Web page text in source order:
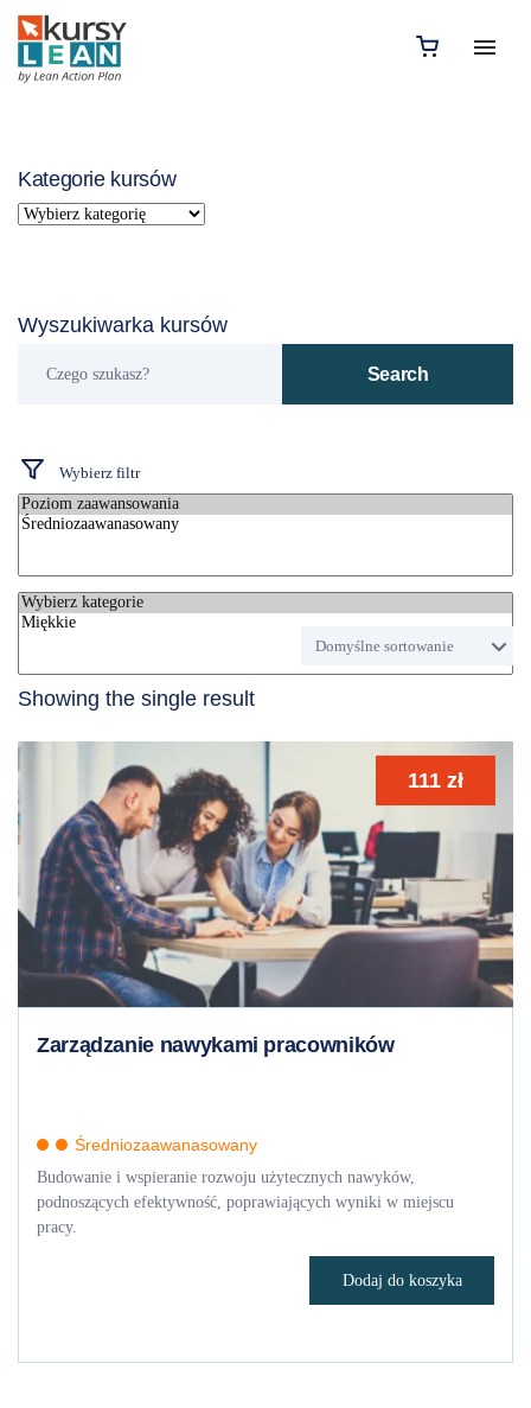
Kategorie kursów
Wyszukiwarka kursów
szukasz?
Search
Wybierz filtr
Showing the single result
111 zł
Zarządzanie nawykami pracowników
Średniozaawanasowany
Budowanie i wspieranie rozwoju użytecznych nawyków,
podnoszących efektywność, poprawiających wyniki w miejscu
pracy.
Dodaj do koszyka